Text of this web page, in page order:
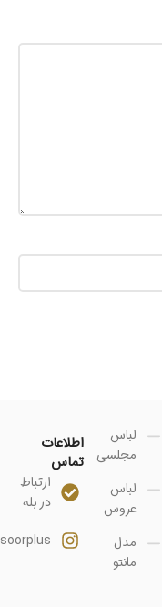
لباس
مجلسی
لباس
عروس
مدل
مانتو
اطلاعات
تماس
ارتباط
در بله
soorplus@